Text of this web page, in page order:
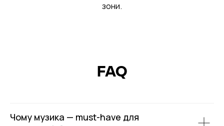
зони.
FAQ
Чому музика — must-have для